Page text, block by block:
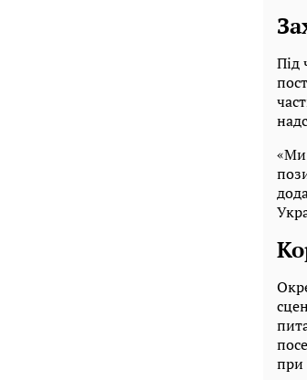
Під
«Ми
при